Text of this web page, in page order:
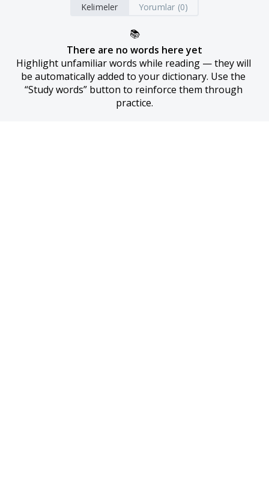
Kelimeler Yorumlar (0)
📚
There are no words here yet
Highlight unfamiliar words while reading — they will
be automatically added to your dictionary. Use the
“Study words” button to reinforce them through
practice.